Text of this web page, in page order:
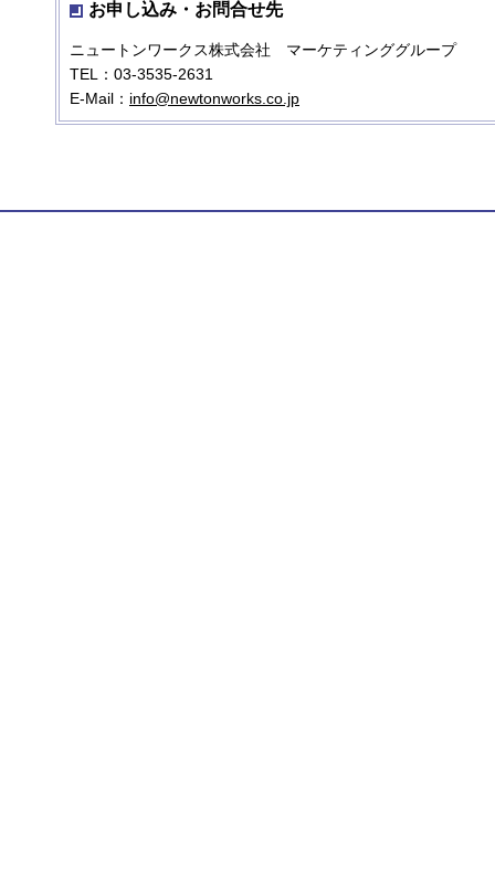
お申し込み・お問合せ先
ニュートンワークス株式会社 マーケティンググループ
TEL：03-3535-2631
E-Mail： info@newtonworks.co.jp